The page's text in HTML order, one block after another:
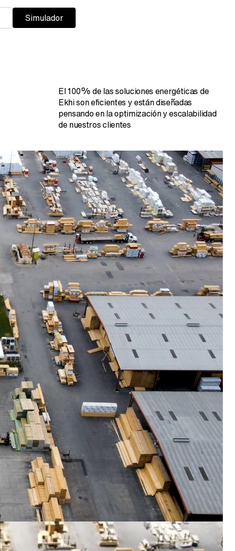
Simulador
El 100% de las soluciones energéticas de
Ekhi son eficientes y están diseñadas
pensando en la optimización y escalabilidad
de nuestros clientes